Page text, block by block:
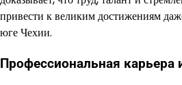
привести к великим достижениям
юге Чехии.
Профессиональная карьера